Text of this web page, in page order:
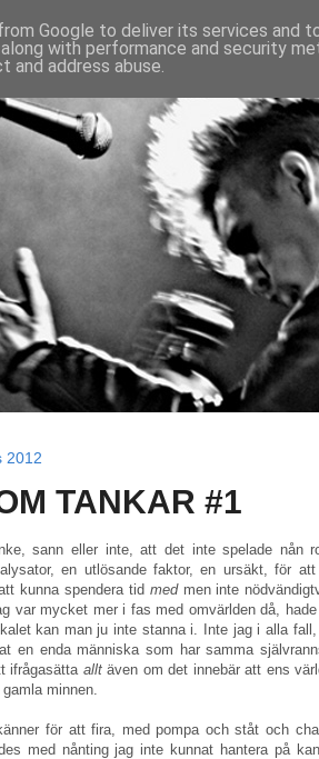
2012
TANKAR #1
sann eller inte, att det inte spelade nån
en utlösande faktor, en ursäkt, för
kunna spendera tid medmen inte
var mycket mer i fas med omvärlden då,
kan man ju inte stanna i. Inte jag i alla
en enda människa som har samma
ifrågasätta alltäven om det innebär att ens
minnen.
för att fira, med pompa och ståt och
med nånting jag inte kunnat hantera på
Google to deliver its services and
with performance and security
address abuse.